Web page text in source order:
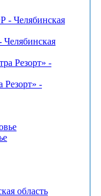
Резорт» -